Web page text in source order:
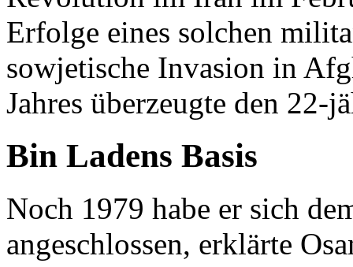
Erfolge eines solchen
sowjetische Invasion in
Jahres überzeugte den
Bin Ladens Basis
Noch 1979 habe er sich
angeschlossen, erklärte